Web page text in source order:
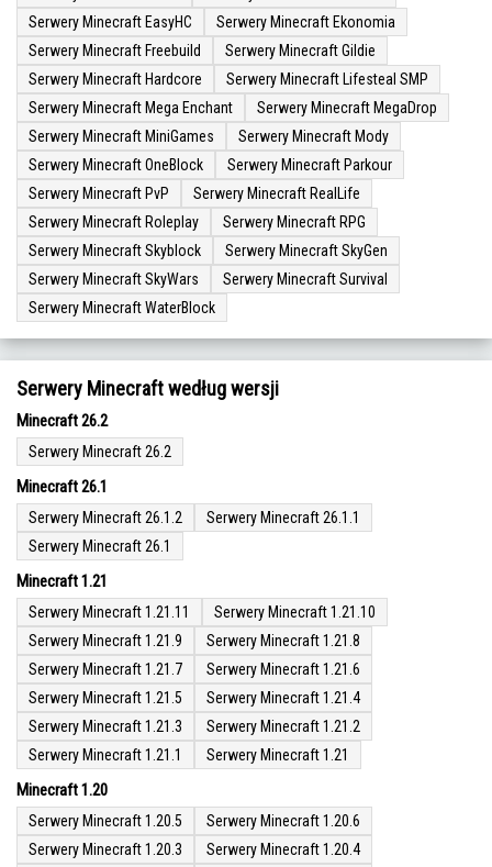
Serwery Minecraft EasyHC
Serwery Minecraft Ekonomia
Serwery Minecraft Freebuild
Serwery Minecraft Gildie
Serwery Minecraft Hardcore
Serwery Minecraft Lifesteal SMP
Serwery Minecraft Mega Enchant
Serwery Minecraft MegaDrop
Serwery Minecraft MiniGames
Serwery Minecraft Mody
Serwery Minecraft OneBlock
Serwery Minecraft Parkour
Serwery Minecraft PvP
Serwery Minecraft RealLife
Serwery Minecraft Roleplay
Serwery Minecraft RPG
Serwery Minecraft Skyblock
Serwery Minecraft SkyGen
Serwery Minecraft SkyWars
Serwery Minecraft Survival
Serwery Minecraft WaterBlock
Serwery Minecraft według wersji
Minecraft 26.2
Serwery Minecraft 26.2
Minecraft 26.1
Serwery Minecraft 26.1.2
Serwery Minecraft 26.1.1
Serwery Minecraft 26.1
Minecraft 1.21
Serwery Minecraft 1.21.11
Serwery Minecraft 1.21.10
Serwery Minecraft 1.21.9
Serwery Minecraft 1.21.8
Serwery Minecraft 1.21.7
Serwery Minecraft 1.21.6
Serwery Minecraft 1.21.5
Serwery Minecraft 1.21.4
Serwery Minecraft 1.21.3
Serwery Minecraft 1.21.2
Serwery Minecraft 1.21.1
Serwery Minecraft 1.21
Minecraft 1.20
Serwery Minecraft 1.20.5
Serwery Minecraft 1.20.6
Serwery Minecraft 1.20.3
Serwery Minecraft 1.20.4